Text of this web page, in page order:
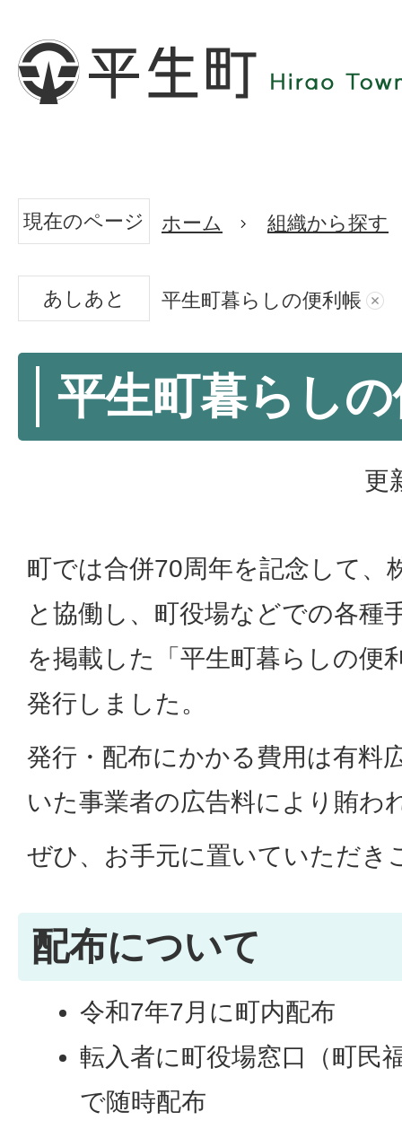
現在のページ ホーム 組織から探す
あしあと 平生町暮らしの便利帳
平生町暮らし
更
町では合併70周年を記念して、
と協働し、町役場などでの各種
を掲載した「平生町暮らしの便
発行しました。
発行・配布にかかる費用は有料
いた事業者の広告料により賄わ
ぜひ、お手元に置いていただき
配布について
令和7年7月に町内配布
転入者に町役場窓口（町民
で随時配布